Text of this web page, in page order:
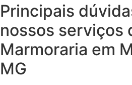
Principais
nossos serviços
Marmoraria em
MG